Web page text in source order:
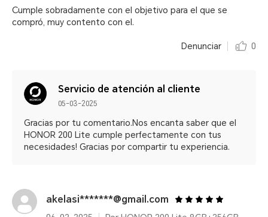
Cumple sobradamente con el objetivo para el que se
compró, muy contento con el.
Denunciar 0
Servicio de atención al cliente
05-03-2025
Gracias por tu comentario.Nos encanta saber que el
HONOR 200 Lite cumple perfectamente con tus
necesidades! Gracias por compartir tu experiencia.
akelasi*******@gmail.com